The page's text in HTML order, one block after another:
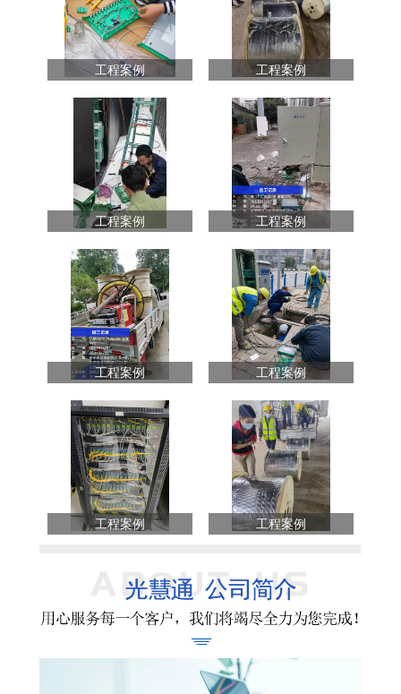
工程案例 工程案例
工程案例 工程案例
工程案例 工程案例
工程案例 工程案例